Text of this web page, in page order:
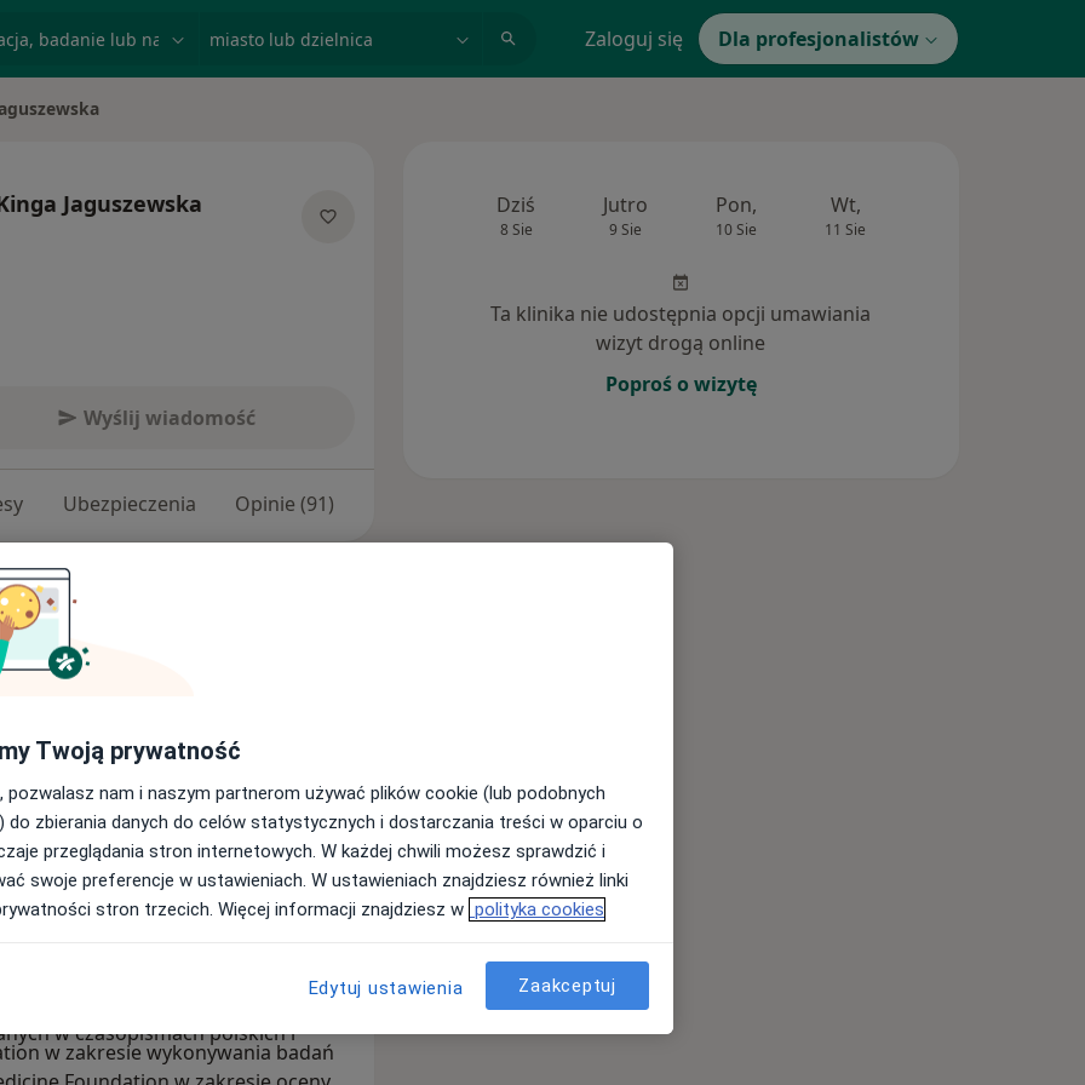
Zaloguj się Dla profesjonalistów
Jaguszewska
Wyślij wiadomość
Ubezpieczenia Opinie (91)
Uniwersytetu Medycznego z 2009
i ginekologii realizowała w
Od 2012 roku związana z
Centrum Klinicznego w
położnictwa i ginekologii oraz
Obecnie pracuje w Poradni
Ginekologii, Ginekologii
UCK w Gdańsku. W 2023 roku
matczyno-płodowa).
klinicznej.
of Obstetrics, Perinatal
Institute of Gender in Medicine
Center, Charité -
w Katedrze Ginekologii,
Medycznego. Jest
w czasopismach polskich i
w zakresie wykonywania badań
Dziś
8 Sie
Jutro
9 Sie
Pon,
10 Sie
Wt,
11 Sie
Ta klinika nie udostępnia opcji umawiania
wizyt drogą online
Poproś o wizytę
Twoją prywatność
pozwalasz nam i naszym partnerom używać plików cookie (lub podobnych
do zbierania danych do celów statystycznych i dostarczania treści w oparciu o
przeglądania stron internetowych. W każdej chwili możesz sprawdzić i
swoje preferencje w ustawieniach. W ustawieniach znajdziesz również linki
stron trzecich. Więcej informacji znajdziesz w polityka cookies
Edytuj ustawienia Zaakceptuj